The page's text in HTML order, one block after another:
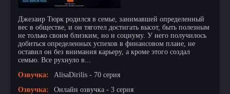
Джезаир Тюрк родился в семье, занимавшей определенный
вес в обществе, и он тяготел достигать высот, быть полезным
не только своим близким, но и социуму. У него получилось
добиться определенных успехов в финансовом плане, не
оставил он без внимания карьеру, а кроме этого создал
семью. Все рухнуло в...
Озвучка:
AlisaDirilis - 70 серия
Озвучка:
Онлайн озвучка - 3 серия